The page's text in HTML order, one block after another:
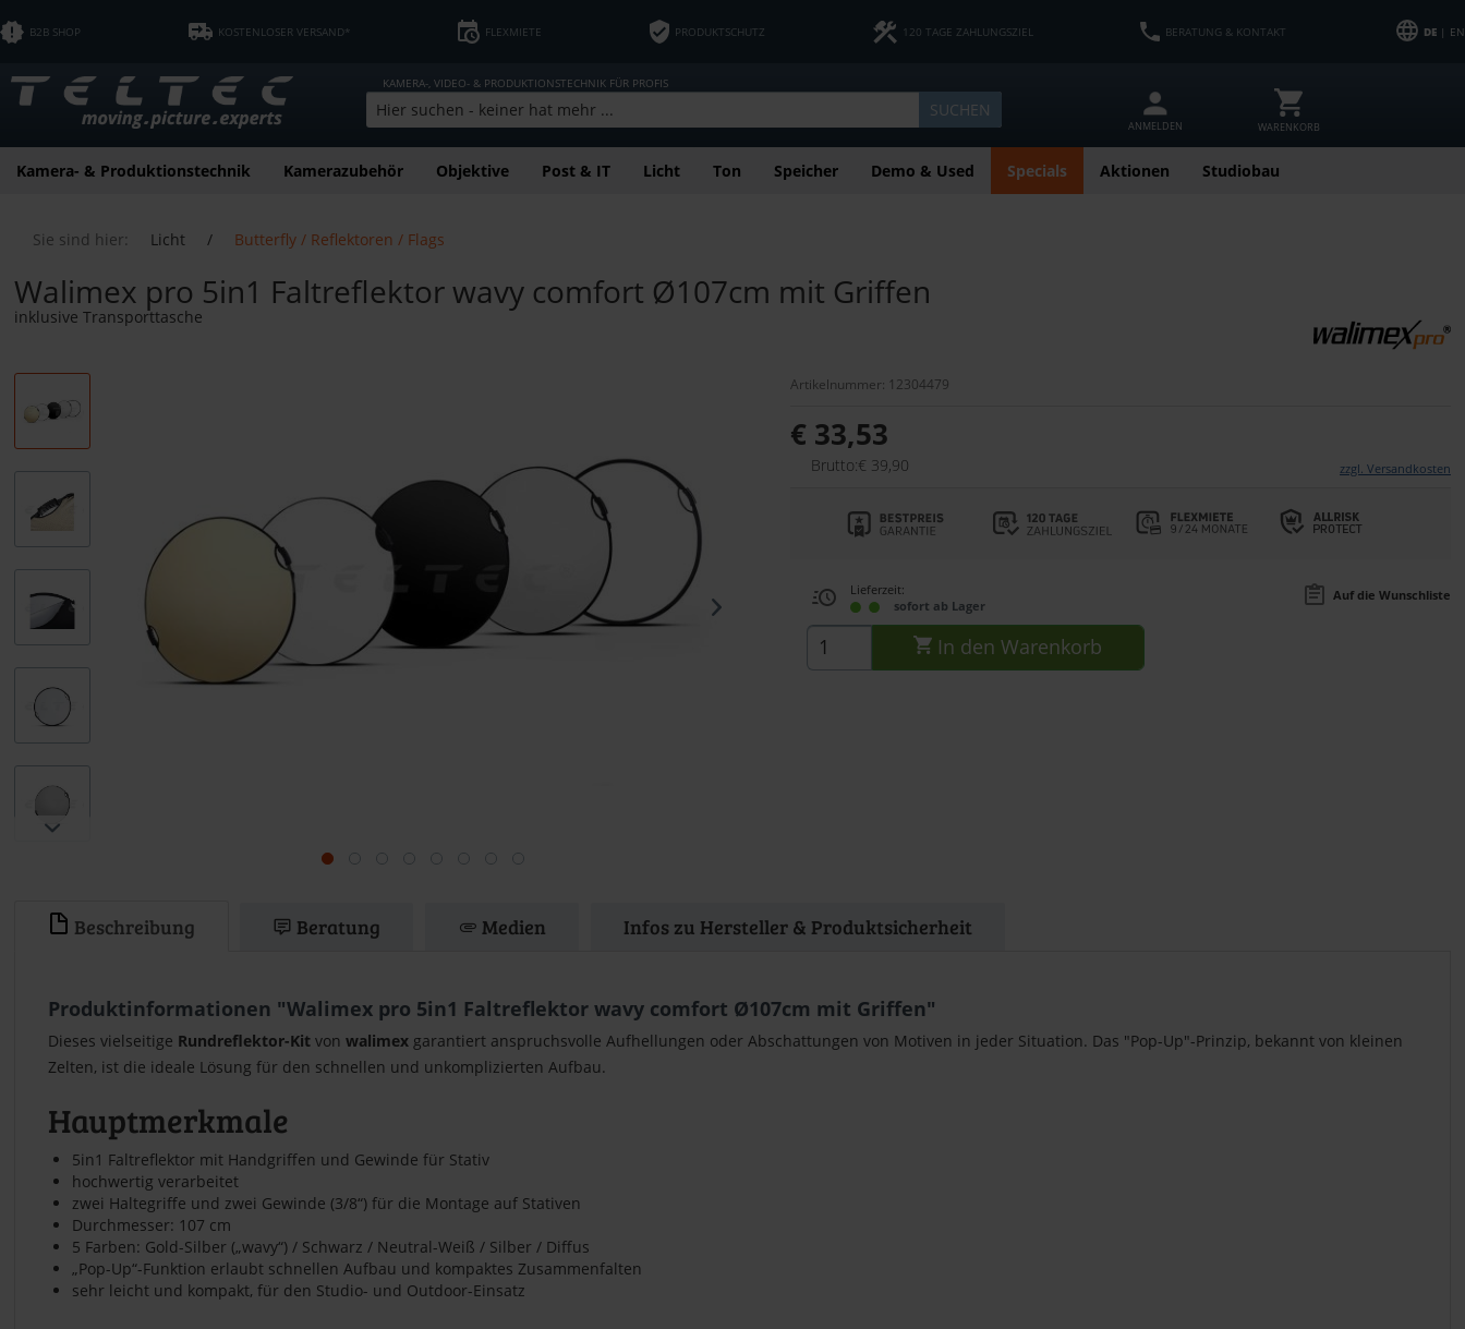
B2B SHOP KOSTENLOSER VERSAND* FLEXMIETE PRODUKTSCHUTZ 120 TAGE ZAHLUNGSZIEL BERATUNG & KONTAKT DE| EN
KAMERA-, VIDEO- & PRODUKTIONSTECHNIK FÜR PROFIS
SUCHEN
ANMELDEN WARENKORB
Kamera- & Produktionstechnik Kamerazubehör Objektive Post & IT Licht Ton Speicher Demo & Used Specials Aktionen Studiobau
Sie sind hier: Licht / Butterfly / Reflektoren / Flags
Walimex pro 5in1 Faltreflektor wavy comfort Ø107cm mit Griffen
inklusive Transporttasche
Artikelnummer: 12304479
€ 33,53
Brutto:€ 39,90 zzgl. Versandkosten
Lieferzeit:
sofort ab Lager
Auf die Wunschliste
In den Warenkorb
Beschreibung Beratung Medien Infos zu Hersteller & Produktsicherheit
Produktinformationen "Walimex pro 5in1 Faltreflektor wavy comfort Ø107cm mit Griffen"
Dieses vielseitige Rundreflektor-Kit von walimex garantiert anspruchsvolle Aufhellungen oder Abschattungen von Motiven in jeder Situation. Das "Pop-Up"-Prinzip, bekannt von kleinen
Zelten, ist die ideale Lösung für den schnellen und unkomplizierten Aufbau.
Hauptmerkmale
5in1 Faltreflektor mit Handgriffen und Gewinde für Stativ
hochwertig verarbeitet
zwei Haltegriffe und zwei Gewinde (3/8“) für die Montage auf Stativen
Durchmesser: 107 cm
5 Farben: Gold-Silber („wavy“) / Schwarz / Neutral-Weiß / Silber / Diffus
„Pop-Up“-Funktion erlaubt schnellen Aufbau und kompaktes Zusammenfalten
sehr leicht und kompakt, für den Studio- und Outdoor-Einsatz